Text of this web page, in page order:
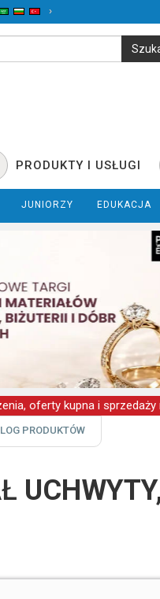
›
PRODUKTY I USŁUGI
JUNIORZY EDUKACJA
oferty kupna i
PRODUKTÓW